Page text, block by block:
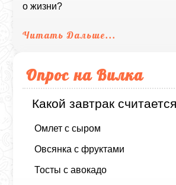
о жизни?
Читать Дальше...
Опрос на Вилка
Какой завтрак
Омлет с сыром
Овсянка с фруктами
Тосты с авокадо